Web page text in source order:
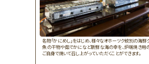
名物「かにめし」をはじめ、様々なオホーツク紋別の海鮮
魚の干物や茹でかになど新鮮な海の幸を、炉端焼き用
ご自身で焼いて召し上がっていただくことができます。